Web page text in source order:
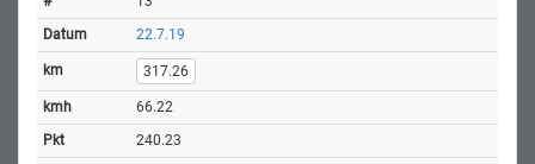
22.7.19
317.26
66.22
240.23